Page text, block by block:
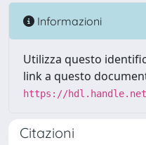
Informazioni
Utilizza questo
link a questo
https://hdl.handle.net/
Citazioni